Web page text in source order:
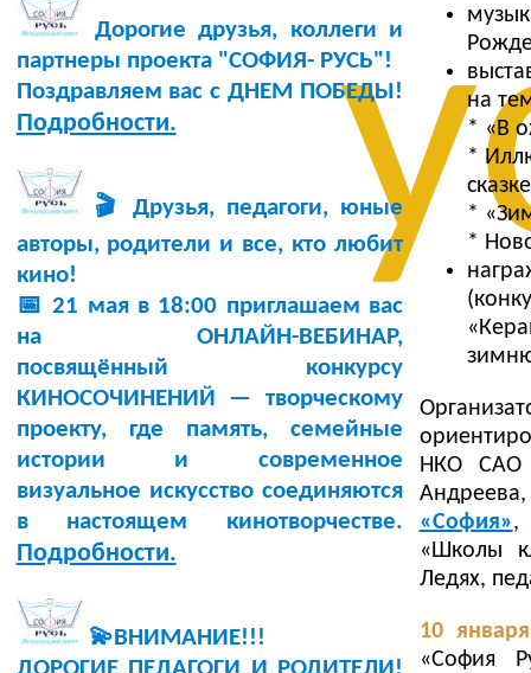
Дорогие друзья, коллеги и
партнеры проекта "СОФИЯ- РУСЬ"!
Поздравляем вас с ДНЕМ ПОБЕДЫ!
Подробности.
🎬 Друзья, педагоги, юные
авторы, родители и все, кто любит
кино!
📅 21 мая в 18:00 приглашаем вас
на ОНЛАЙН-ВЕБИНАР,
посвящённый конкурсу
КИНОСОЧИНЕНИЙ — творческому
проекту, где память, семейные
истории и современное
визуальное искусство соединяются
в настоящем кинотворчестве.
Подробности.
💫ВНИМАНИЕ!!!
на
* «В
*
*
*
НКО САО
«София»,
«Школы
Ледях,
10
«София